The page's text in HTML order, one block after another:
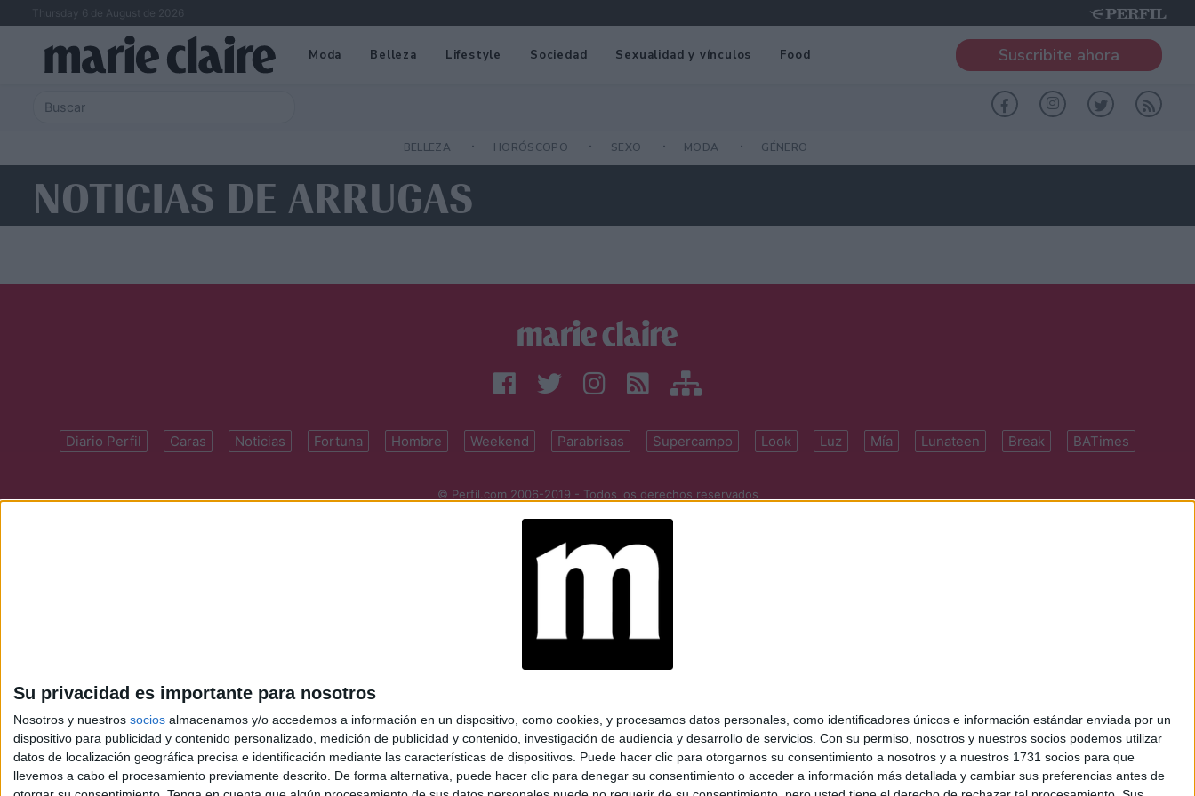
Su privacidad es importante para nosotros
Nosotros y nuestros socios almacenamos y/o accedemos a información en un dispositivo, como cookies, y procesamos datos personales, como identificadores únicos e información estándar enviada por un
dispositivo para publicidad y contenido personalizado, medición de publicidad y contenido, investigación de audiencia y desarrollo de servicios. Con su permiso, nosotros y nuestros socios podemos utilizar
datos de localización geográfica precisa e identificación mediante las características de dispositivos. Puede hacer clic para otorgarnos su consentimiento a nosotros y a nuestros 1731 socios para que
llevemos a cabo el procesamiento previamente descrito. De forma alternativa, puede hacer clic para denegar su consentimiento o acceder a información más detallada y cambiar sus preferencias antes de
Thursday 6 de August de 2026
Moda Belleza Lifestyle Sociedad Sexualidad y vínculos Food Suscribite ahora
BELLEZA HORÓSCOPO SEXO MODA GÉNERO
NOTICIAS DE ARRUGAS
Diario Perfil Caras Noticias Fortuna Hombre Weekend Parabrisas Supercampo Look Luz Mía Lunateen Break BATimes
© Perfil.com 2006-2019 - Todos los derechos reservados
perfilcom@perfil.com| Propietario: Diario Perfil S.A.